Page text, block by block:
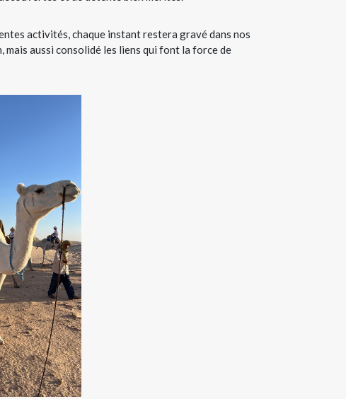
activités, chaque instant restera gravé dans nos
aussi consolidé les liens qui font la force de